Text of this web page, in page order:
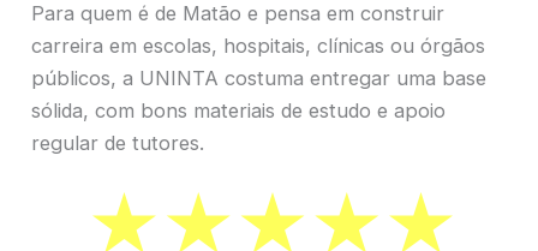
Para quem é de Matão e pensa em construir
carreira em escolas, hospitais, clínicas ou órgãos
públicos, a UNINTA costuma entregar uma base
sólida, com bons materiais de estudo e apoio
regular de tutores.